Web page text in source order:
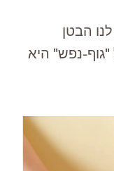
הבטן
"גוף-נפש" היא